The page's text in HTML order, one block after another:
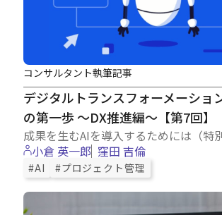
デジタルトランスフォーメーショ
の第一歩 ～DX推進編～【第7回】
成果を生むAIを導入するためには（特別
コンサルタント執筆記事
小倉 英一郎 窪田 吉倫
#AI #プロジェクト管理